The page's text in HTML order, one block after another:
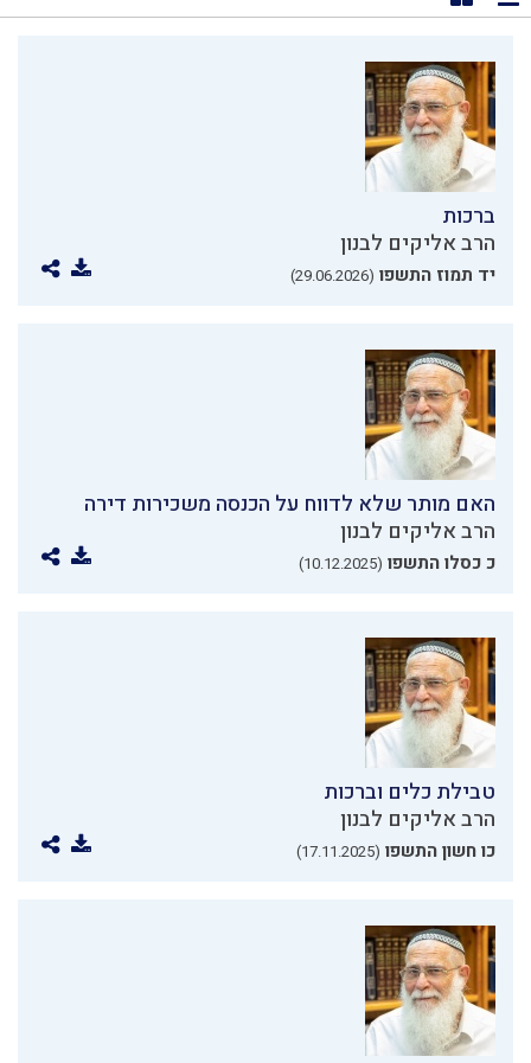
ברכות
הרב אליקים לבנון
יד תמוז התשפו (29.06.2026)
האם מותר שלא לדווח על הכנסה משכירות דירה
הרב אליקים לבנון
כ כסלו התשפו (10.12.2025)
טבילת כלים וברכות
הרב אליקים לבנון
כו חשון התשפו (17.11.2025)